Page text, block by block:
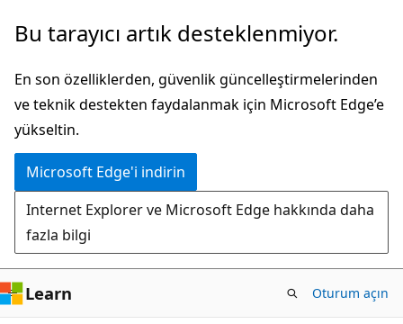
Ana
atla
Bu tarayıcı artık desteklenmiyor.
En son özelliklerden, güvenlik güncelleştirmelerinden
ve teknik destekten faydalanmak için Microsoft Edge’e
yükseltin.
Microsoft Edge'i indirin
Internet Explorer ve Microsoft Edge hakkında daha
fazla bilgi
Learn Oturum açın